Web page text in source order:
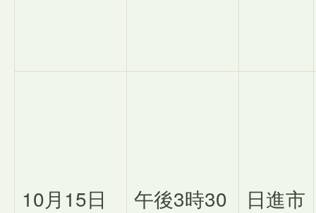
10月15日
午後3時30
日進市